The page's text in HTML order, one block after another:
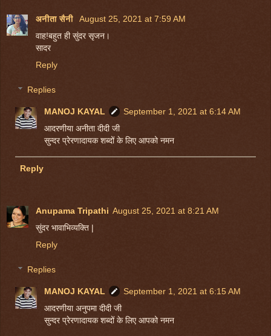
अनीता सैनी
August 25, 2021 at 7:59 AM
वाह!बहुत ही सुंदर सृजन।
सादर
Reply
Replies
MANOJ KAYAL
September 1, 2021 at 6:14 AM
आदरणीया अनीता दीदी जी
सुन्दर प्रेरणादायक शब्दों के लिए आपको नमन
Reply
Anupama Tripathi August 25, 2021 at 8:21 AM
सुंदर भावाभिव्यक्ति |
Reply
Replies
MANOJ KAYAL
September 1, 2021 at 6:15 AM
आदरणीया अनुपमा दीदी जी
सुन्दर प्रेरणादायक शब्दों के लिए आपको नमन